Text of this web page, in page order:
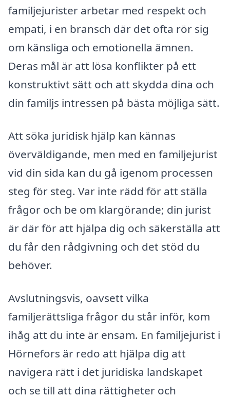
familjejurister arbetar med respekt och
empati, i en bransch där det ofta rör sig
om känsliga och emotionella ämnen.
Deras mål är att lösa konflikter på ett
konstruktivt sätt och att skydda dina och
din familjs intressen på bästa möjliga sätt.
Att söka juridisk hjälp kan kännas
överväldigande, men med en familjejurist
vid din sida kan du gå igenom processen
steg för steg. Var inte rädd för att ställa
frågor och be om klargörande; din jurist
är där för att hjälpa dig och säkerställa att
du får den rådgivning och det stöd du
behöver.
Avslutningsvis, oavsett vilka
familjerättsliga frågor du står inför, kom
ihåg att du inte är ensam. En familjejurist i
Hörnefors är redo att hjälpa dig att
navigera rätt i det juridiska landskapet
och se till att dina rättigheter och